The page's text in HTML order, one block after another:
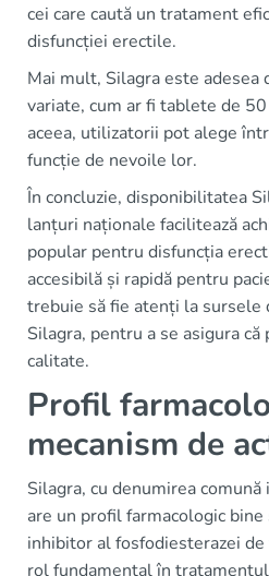
cei care caută un tratament
disfuncției erectile.
Mai mult, Silagra este
variate, cum ar fi tablete de
aceea, utilizatorii pot alege
funcție de nevoile lor.
În concluzie, disponibilitatea
lanțuri naționale facilitează
popular pentru disfuncția
accesibilă și rapidă pentru
trebuie să fie atenți la sursele
Silagra, pentru a se asigura
calitate.
Profil
mecanism de
Silagra, cu denumirea
are un profil farmacologic
inhibitor al fosfodiesterazei de
rol fundamental în